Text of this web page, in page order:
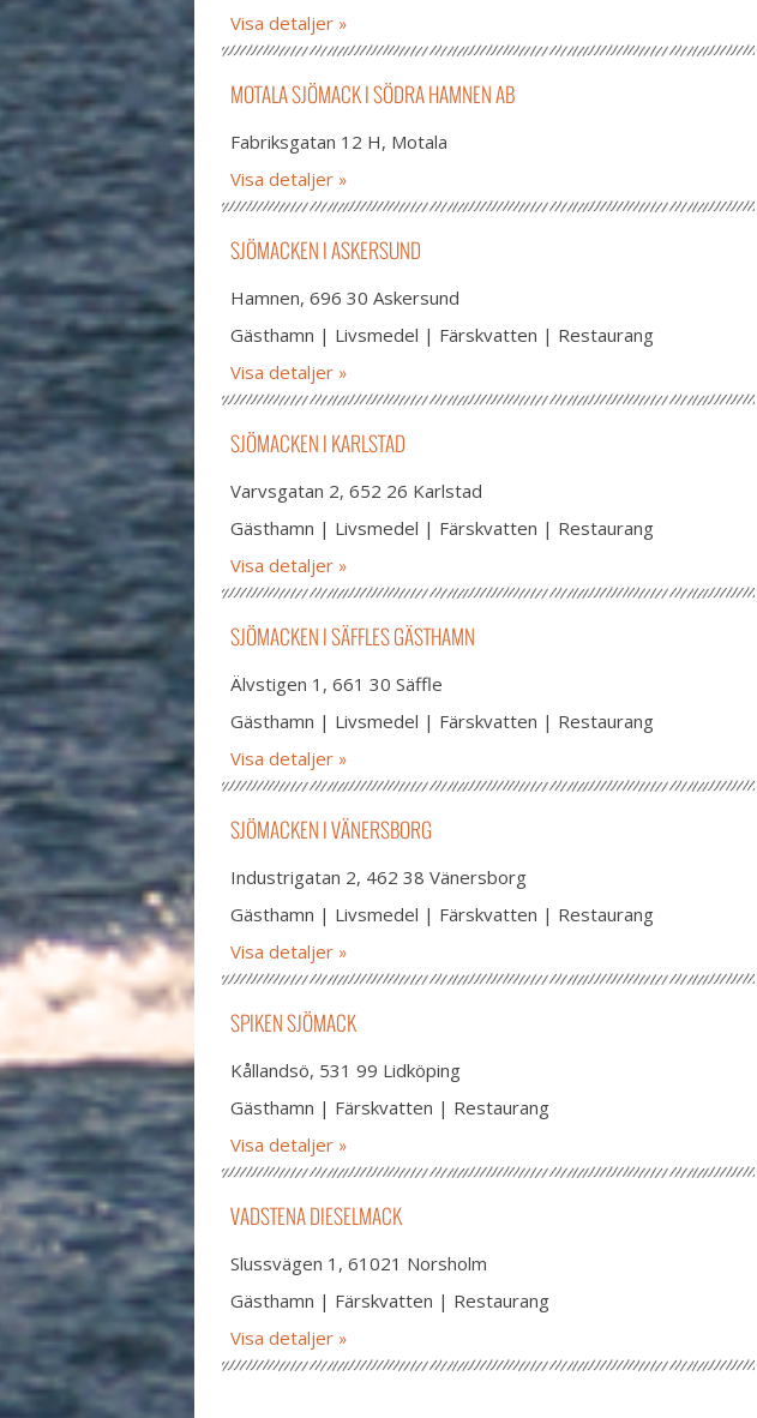
Visa detaljer
MOTALA SJÖMACK I SÖDRA HAMNEN AB
Fabriksgatan 12 H, Motala
Visa detaljer
SJÖMACKEN I ASKERSUND
Hamnen, 696 30 Askersund
Gästhamn | Livsmedel | Färskvatten | Restaurang
Visa detaljer
SJÖMACKEN I KARLSTAD
Varvsgatan 2, 652 26 Karlstad
Gästhamn | Livsmedel | Färskvatten | Restaurang
Visa detaljer
SJÖMACKEN I SÄFFLES GÄSTHAMN
Älvstigen 1, 661 30 Säffle
Gästhamn | Livsmedel | Färskvatten | Restaurang
Visa detaljer
SJÖMACKEN I VÄNERSBORG
Industrigatan 2, 462 38 Vänersborg
Gästhamn | Livsmedel | Färskvatten | Restaurang
Visa detaljer
SPIKEN SJÖMACK
Kållandsö, 531 99 Lidköping
Gästhamn | Färskvatten | Restaurang
Visa detaljer
VADSTENA DIESELMACK
Slussvägen 1, 61021 Norsholm
Gästhamn | Färskvatten | Restaurang
Visa detaljer